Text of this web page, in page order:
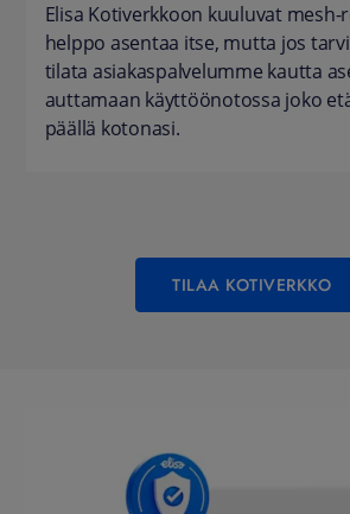
Elisa Kotiverkkoon kuuluvat
helppo asentaa itse, mutta jos
tilata asiakaspalvelumme kautta
auttamaan käyttöönotossa joko
päällä kotonasi.
TILAA KOTIVERKKO